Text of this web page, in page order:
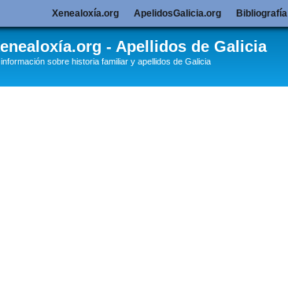
- Apellidos de Galicia
sobre historia familiar y apellidos de Galicia
Xenealoxía.org ApelidosGalicia.org Bibliografía